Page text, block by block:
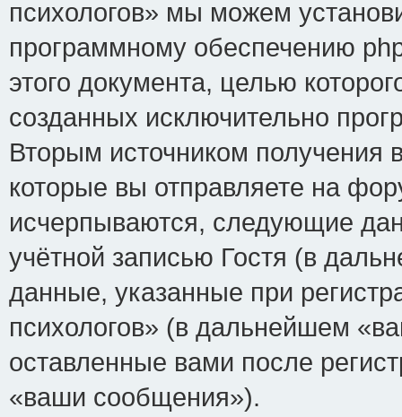
психологов» мы можем
программному обеспечению
этого документа, целью
созданных исключительно
Вторым источником
которые вы отправляете на
исчерпываются, следующие
учётной записью Гостя (в
данные, указанные при
психологов» (в дальнейшем
оставленные вами после
«ваши сообщения»).